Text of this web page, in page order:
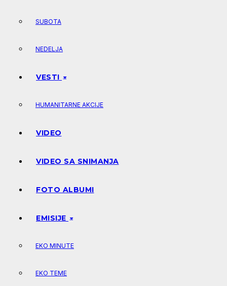
SUBOTA
NEDELJA
VESTI
HUMANITARNE AKCIJE
VIDEO
VIDEO SA SNIMANJA
FOTO ALBUMI
EMISIJE
EKO MINUTE
EKO TEME